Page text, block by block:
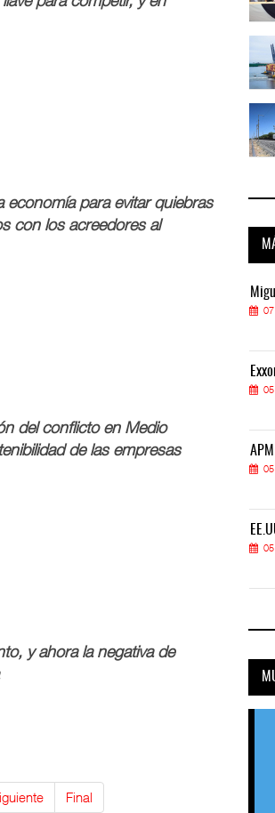
para evitar quiebras
con los acreedores al
del conflicto en Medio
de las empresas
y ahora la negativa de
Final
equipamiento para movi